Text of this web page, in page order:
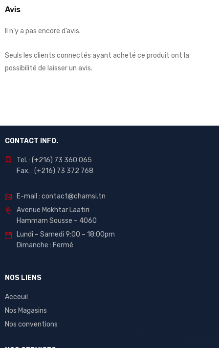
Avis
Il n’y a pas encore d’avis.
Seuls les clients connectés ayant acheté ce produit ont la
possibilité de laisser un avis.
CONTACT INFO.
Tel. : (+216) 73 360 065
Fax. : (+216) 73 372 768
E-mail : contact@chamsi.tn
Avenue Mokhtar Laatiri
Hammam Sousse – 4060
Lundi – Samedi 9:00 – 18:00pm
Dimanche : Fermé
NOS LIENS
Acceuil
Nos Magasins
Nos conventions